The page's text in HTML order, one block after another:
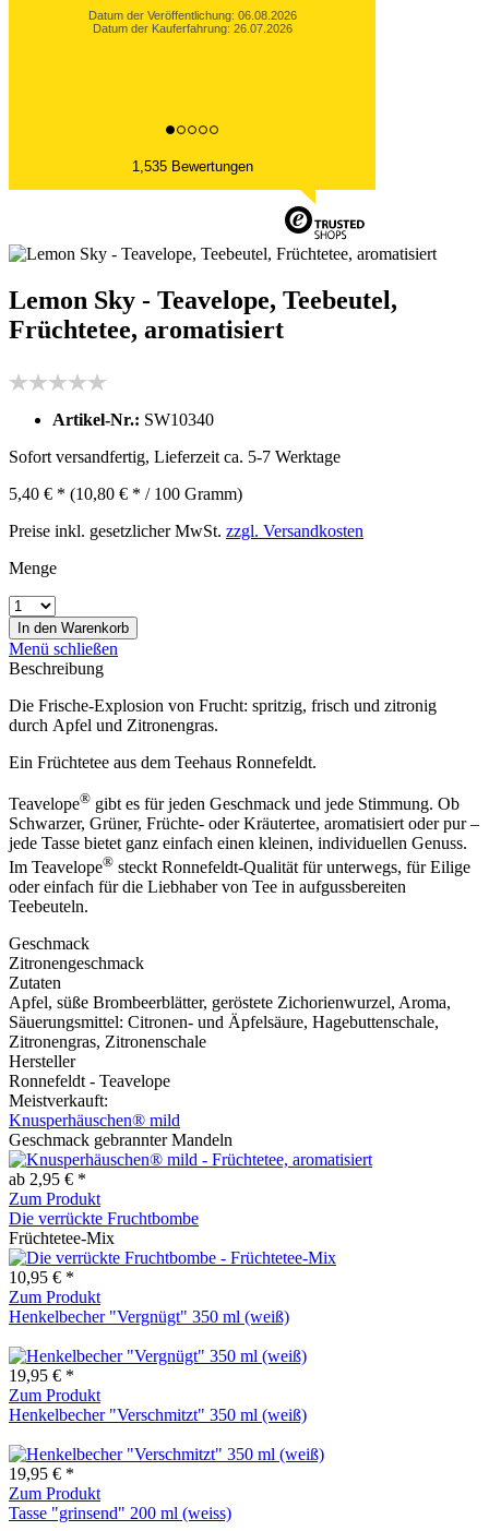
Datum der Veröffentlichung: 06.08.2026
Datum der Kauferfahrung: 27.07.2026
1,535 Bewertungen
Lemon Sky - Teavelope, Teebeutel,
Früchtetee, aromatisiert
Artikel-Nr.: SW10340
Sofort versandfertig, Lieferzeit ca. 5-7 Werktage
5,40 € * (10,80 € * / 100 Gramm)
Preise inkl. gesetzlicher MwSt. zzgl. Versandkosten
Menge
In den Warenkorb
Menü schließen
Beschreibung
Die Frische-Explosion von Frucht: spritzig, frisch und zitronig
durch Apfel und Zitronengras.
Ein Früchtetee aus dem Teehaus Ronnefeldt.
Teavelope® gibt es für jeden Geschmack und jede Stimmung. Ob
Schwarzer, Grüner, Früchte- oder Kräutertee, aromatisiert oder pur –
jede Tasse bietet ganz einfach einen kleinen, individuellen Genuss.
Im Teavelope® steckt Ronnefeldt-Qualität für unterwegs, für Eilige
oder einfach für die Liebhaber von Tee in aufgussbereiten
Teebeuteln.
Geschmack
Zitronengeschmack
Zutaten
Apfel, süße Brombeerblätter, geröstete Zichorienwurzel, Aroma,
Säuerungsmittel: Citronen- und Äpfelsäure, Hagebuttenschale,
Zitronengras, Zitronenschale
Hersteller
Ronnefeldt - Teavelope
Meistverkauft:
Knusperhäuschen® mild
Geschmack gebrannter Mandeln
ab 2,95 € *
Zum Produkt
Die verrückte Fruchtbombe
Früchtetee-Mix
10,95 € *
Zum Produkt
Henkelbecher "Vergnügt" 350 ml (weiß)
19,95 € *
Zum Produkt
Henkelbecher "Verschmitzt" 350 ml (weiß)
19,95 € *
Zum Produkt
Tasse "grinsend" 200 ml (weiss)